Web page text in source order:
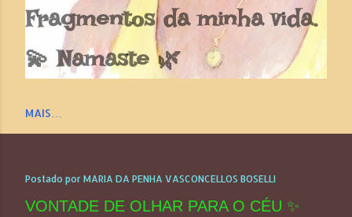
Fragmentos da minha vida.
💫 Namaste 🌿
MAIS…
Postado por MARIA DA PENHA VASCONCELLOS BOSELLI
VONTADE DE OLHAR PARA O CÉU ✨